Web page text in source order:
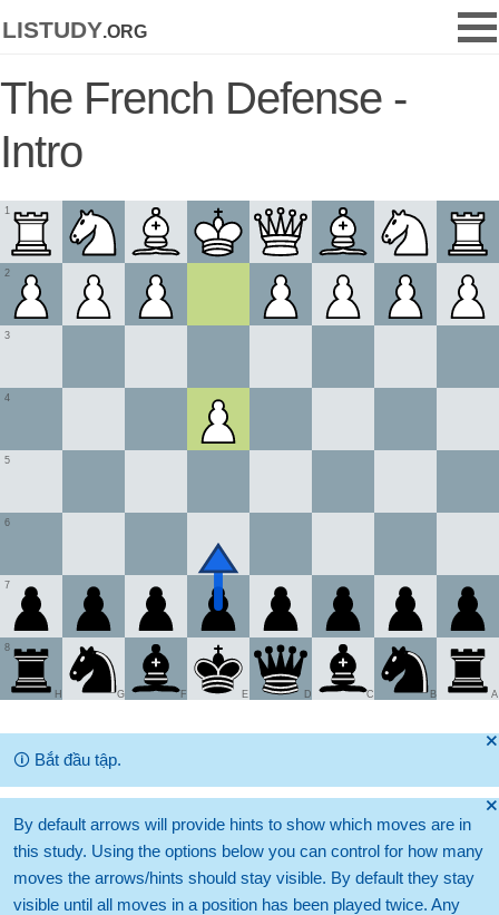
listudy.org
The French Defense -
Intro
1
2
3
4
5
6
7
8
A
B
C
D
E
F
G
H
🞫
🛈 Bắt đầu tập.
🞫
By default arrows will provide hints to show which moves are in
this study. Using the options below you can control for how many
moves the arrows/hints should stay visible. By default they stay
visible until all moves in a position has been played twice. Any